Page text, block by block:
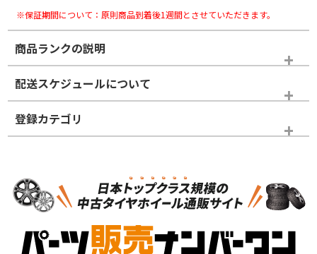
※保証期間について：原則商品到着後1週間とさせていただきます。
商品ランクの説明
※商品ランクは出品者の主観により判断しておりますので、あら
かじめご了承ください。
ホイールランク
S
品）
S
新車外し品（新古
付き
配送スケジュールについて
登録カテゴリ
パーツ